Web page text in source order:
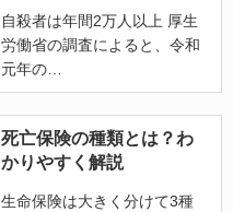
自殺者は年間2万人以上 厚生
労働省の調査によると、令和
元年の
死亡保険の種類とは？わ
かりやすく解説
生命保険は大きく分けて3種